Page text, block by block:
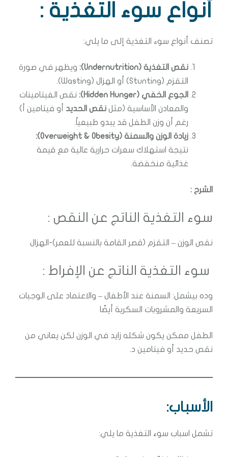
أنواع سوء التغذية :
تصنف أنواع سوء التغذية إلى ما يلي:
نقص التغذية (Undernutrition):
ويظهر في صورة
التقزم (Stunting) أو الهزال (Wasting).
الجوع الخفي (Hidden Hunger):
نقص الفيتامينات
والمعادن الأساسية (مثل نقص الحديد أو فيتامين أ)
رغم أن وزن الطفل قد يبدو طبيعياً.
زيادة الوزن والسمنة (Overweight & Obesity):
نتيجة استهلاك سعرات حرارية عالية مع قيمة
غذائية منخفضة.
الشرح :
سوء التغذية الناتج عن النقص :
نقص الوزن – التقزم (قصر القامة بالنسبة للعمر)-الهزال
سوء التغذية الناتج عن الإفراط :
وده بيشمل: السمنة عند الأطفال – والاعتماد على الوجبات
السريعة والمشروبات السكرية أيضًا
الطفل ممكن يكون شكله زايد في الوزن لكن يعاني من
نقص حديد أو فيتامين د.
الأسباب:
تشمل اسباب سوء التغذية ما يلي: